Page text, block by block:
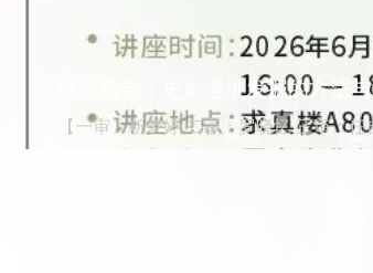
赓续红色血脉 筑牢信仰之基 走
为庆祝中国共产党成立105周年，深切缅